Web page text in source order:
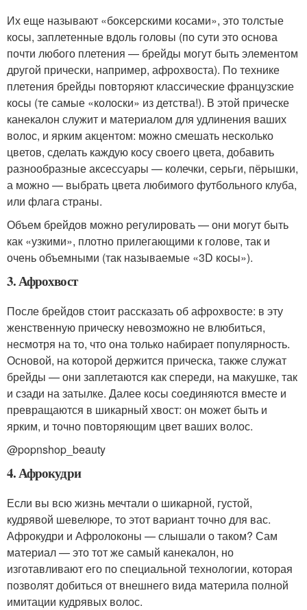
Их еще называют «боксерскими косами», это толстые
косы, заплетенные вдоль головы (по сути это основа
почти любого плетения — брейды могут быть элементом
другой прически, например, афрохвоста). По технике
плетения брейды повторяют классические французские
косы (те самые «колоски» из детства!). В этой прическе
канекалон служит и материалом для удлинения ваших
волос, и ярким акцентом: можно смешать несколько
цветов, сделать каждую косу своего цвета, добавить
разнообразные аксессуары — колечки, серьги, пёрышки,
а можно — выбрать цвета любимого футбольного клуба,
или флага страны.
Объем брейдов можно регулировать — они могут быть
как «узкими», плотно прилегающими к голове, так и
очень объемными (так называемые «3D косы»).
3. Афрохвост
После брейдов стоит рассказать об афрохвосте: в эту
женственную прическу невозможно не влюбиться,
несмотря на то, что она только набирает популярность.
Основой, на которой держится прическа, также служат
брейды — они заплетаются как спереди, на макушке, так
и сзади на затылке. Далее косы соединяются вместе и
превращаются в шикарный хвост: он может быть и
ярким, и точно повторяющим цвет ваших волос.
@popnshop_beauty
4. Афрокудри
Если вы всю жизнь мечтали о шикарной, густой,
кудрявой шевелюре, то этот вариант точно для вас.
Афрокудри и Афролоконы — слышали о таком? Сам
материал — это тот же самый канекалон, но
изготавливают его по специальной технологии, которая
позволят добиться от внешнего вида материла полной
имитации кудрявых волос.